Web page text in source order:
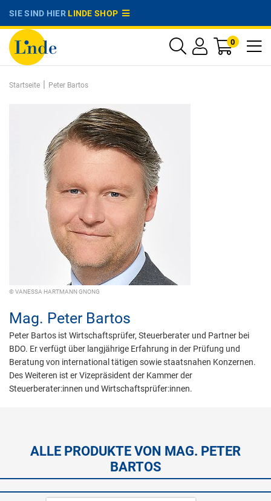
SIE SIND HIERLINDE SHOP
0
Startseite | Peter Bartos
© VANESSA HARTMANN GNONG
Mag. Peter Bartos
Peter Bartos ist Wirtschaftsprüfer, Steuerberater und Partner bei
BDO. Er verfügt über langjährige Erfahrung in der Prüfung und
Beratung von international tätigen sowie staatsnahen Konzernen.
Des Weiteren ist er Vizepräsident der Kammer der
Steuerberater:innen und Wirtschaftsprüfer:innen.
ALLE PRODUKTE VON MAG. PETER
BARTOS